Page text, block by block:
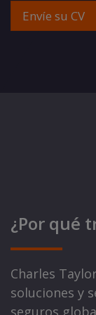
Envíe su CV
¿Por qué
Charles
soluciones y
seguros